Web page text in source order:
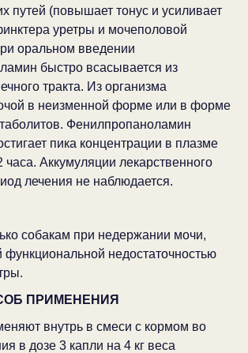
путей (повышает тонус и усиливает
уретры и мочеполовой
оральном введении
быстро всасывается из
тракта. Из организма
в неизменной форме или в форме
Фенилпропаноламин
пика концентрации в плазме
часа. Аккумуляции лекарственного
лечения не наблюдается.
собакам при недержании мочи,
функциональной недостаточностью
ПРИМЕНЕНИЯ
внутрь в смеси с кормом во
в дозе 3 капли на 4 кг веса